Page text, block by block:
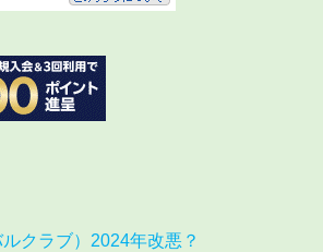
クラブ）2024年改悪？